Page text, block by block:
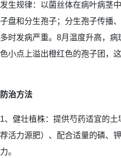
发生规律：以菌丝体在病叶病茎
子盘和分生孢子；分生孢子传播
多时发病严重。8月温度升高，
色小点上溢出橙红色的孢子团，
防治方法
1、健壮植株：提供芍药适宜的
荐活力源肥）、配合适量的磷、
力。